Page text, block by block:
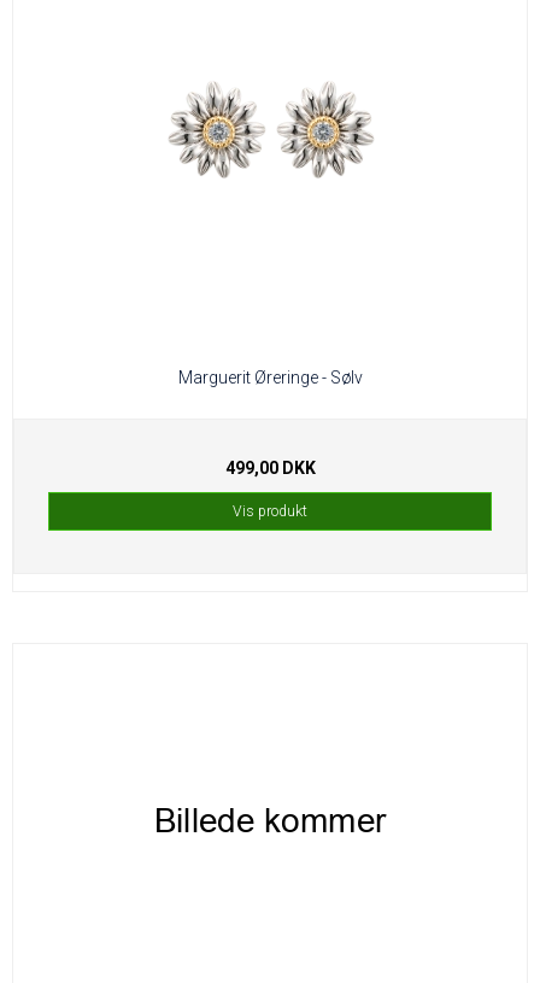
Marguerit Øreringe - Sølv
499,00 DKK
Vis produkt